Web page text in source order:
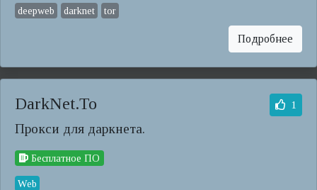
deepweb
darknet tor
Подробнее
DarkNet.To
Прокси для даркнета.
1
Бесплатное ПО
Web